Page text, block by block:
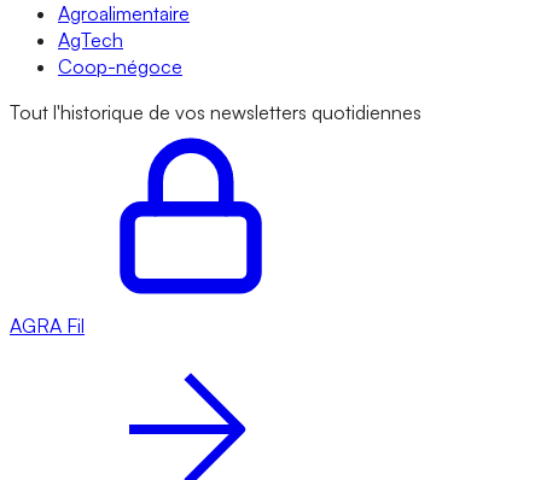
Agroalimentaire
AgTech
Coop-négoce
Tout l'historique de vos newsletters quotidiennes
AGRA Fil